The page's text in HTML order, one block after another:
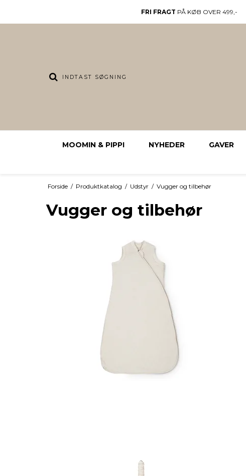
FRI FRAGT PÅ KØB OVER 499,-
MOOMIN & PIPPI NYHEDER GAVER
Forside / Produktkatalog / Udstyr / Vugger og tilbehør
Vugger og tilbehør